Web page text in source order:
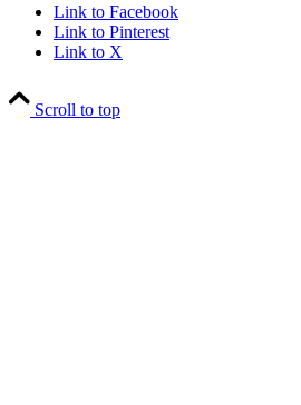
Link to Facebook
Link to Pinterest
Link to X
Scroll to top